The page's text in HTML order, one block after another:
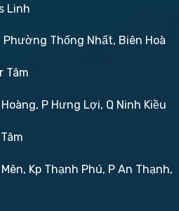
Linh
Phường Thống Nhất, Biên Hoà
Tâm
P Hưng Lợi, Q Ninh Kiều
Kp Thạnh Phú, P An Thạnh,